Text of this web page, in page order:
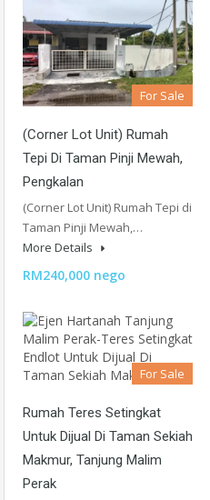
For Sale
(Corner Lot Unit) Rumah
Tepi Di Taman Pinji Mewah,
Pengkalan
(Corner Lot Unit) Rumah Tepi di
Taman Pinji Mewah,…
More Details
RM240,000 nego
For Sale
Rumah Teres Setingkat
Untuk Dijual Di Taman Sekiah
Makmur, Tanjung Malim
Perak